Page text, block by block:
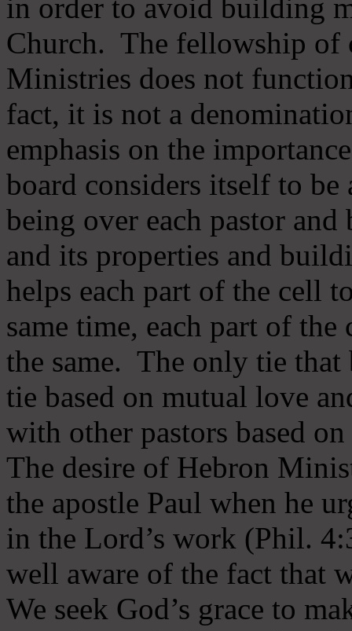
in order to avoid building
Church. The fellowship of
Ministries does not
fact, it is not a
emphasis on the
board considers itself to be
being over each pastor
and its properties and
helps each part of the cell
same time, each part of
the same. The only tie that
tie based on mutual love
with other pastors based
The desire of Hebron
the apostle Paul when he
in the Lord’s work (Phil.
well aware of the fact that
We seek God’s grace to